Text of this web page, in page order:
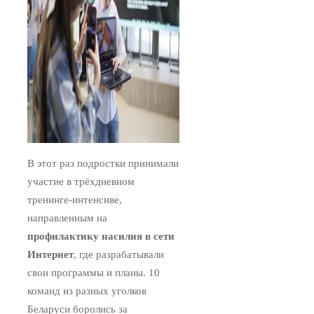
В этот раз подростки принимали
участие в трёхдневном
тренинге-интенсиве,
направленным на
профилактику насилия в сети
Интернет, где разрабатывали
свои программы и планы. 10
команд из разных уголков
Беларуси боролись за